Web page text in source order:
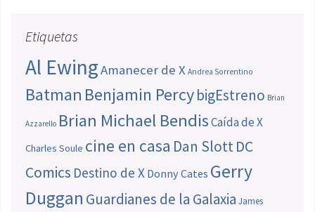
Etiquetas
Al EwingAmanecer de X Andrea Sorrentino
Batman Benjamin PercybigEstreno Brian
Azzarello Brian Michael BendisCaída de X
Charles Soule cine en casa Dan SlottDC
Comics Destino de X Donny Cates Gerry
Duggan Guardianes de la Galaxia James